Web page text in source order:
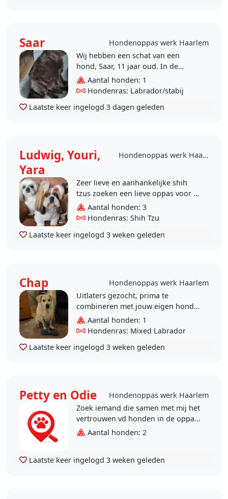
Saar
Hondenoppas werk Haarlem
Wij hebben een schat van een
hond, Saar, 11 jaar oud. In de
tweede helft van januari wil ik
graag 2 weken op vakantie. Saar
Aantal honden: 1
Hondenras: Labrador/stabij
Laatste keer ingelogd 3 dagen geleden
Ludwig, Youri,
Yara
Hondenoppas werk Haarlem
Zeer lieve en aanhankelijke shih
tzus zoeken een lieve oppas voor 5
dagen in mei bij ons thuis in
Molenwijk, Haarlem.
Aantal honden: 3
Hondenras: Shih Tzu
Laatste keer ingelogd 3 weken geleden
Chap
Hondenoppas werk Haarlem
Uitlaters gezocht, prima te
combineren met jouw eigen hond.
🐶 Chap mijn hond en ik zoeken
iemand om hem uit te laten, daar
Aantal honden: 1
Hondenras: Mixed Labrador
Laatste keer ingelogd 3 weken geleden
Petty en Odie
Hondenoppas werk Haarlem
Zoek iemand die samen met mij het
vertrouwen vd honden in de oppas
kan opbouwen. Zodat ik heel soms
Aantal honden: 2
Laatste keer ingelogd 3 weken geleden